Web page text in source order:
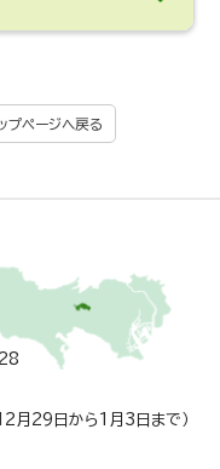
プページへ戻る
12月29日から1月3日まで）